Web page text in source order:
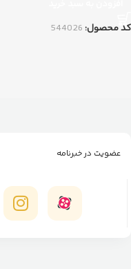
کد محصول:544026
عضویت در خبرنامه